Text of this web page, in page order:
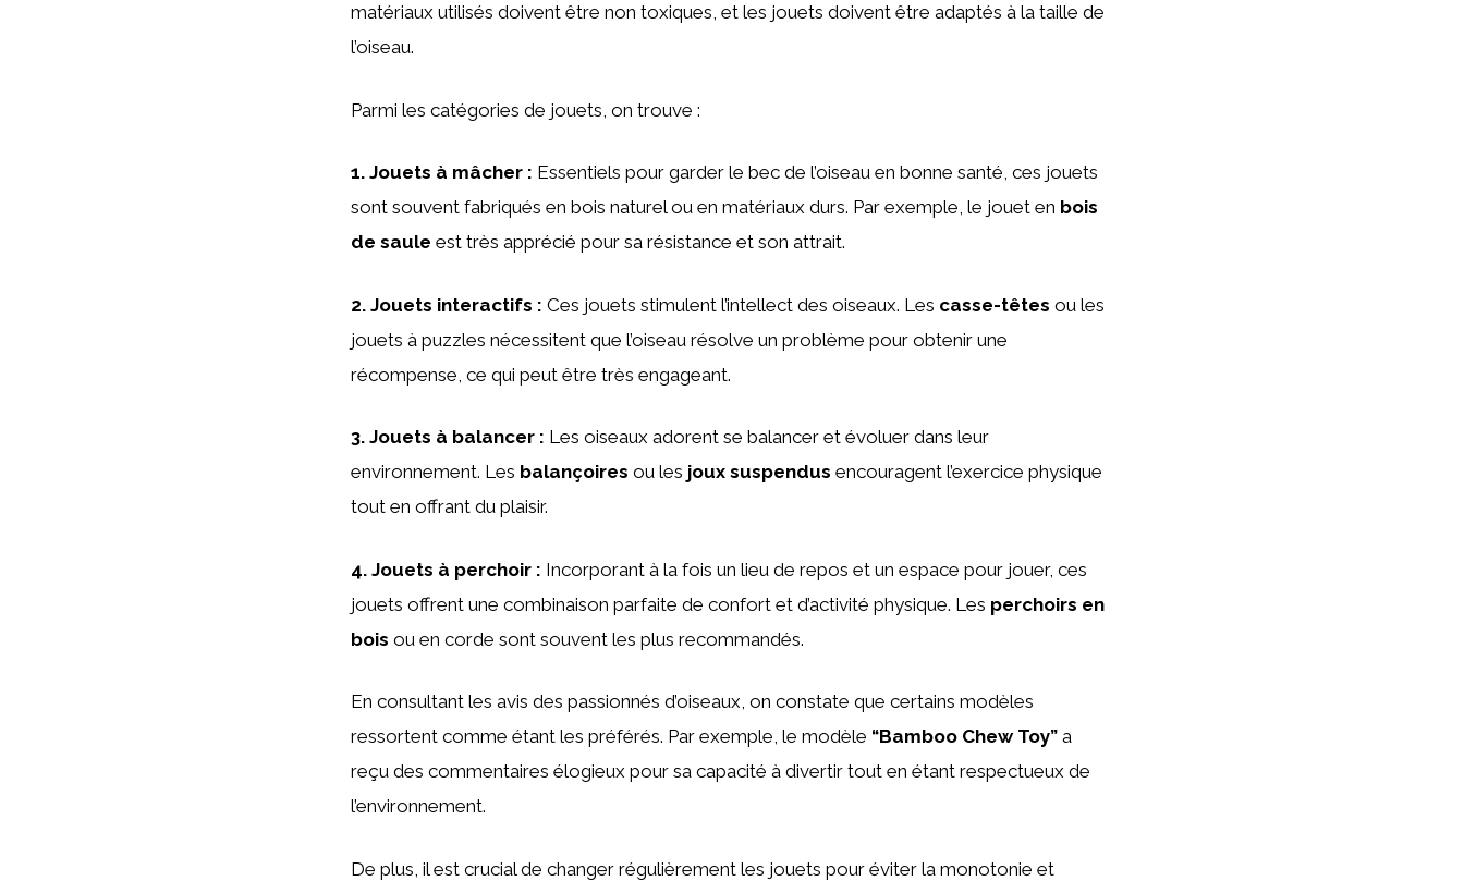
matériaux utilisés doivent être non toxiques, et les jouets doivent être adaptés à la taille de
l’oiseau.
Parmi les catégories de jouets, on trouve :
1. Jouets à mâcher : Essentiels pour garder le bec de l’oiseau en bonne santé, ces jouets
sont souvent fabriqués en bois naturel ou en matériaux durs. Par exemple, le jouet en bois
de saule est très apprécié pour sa résistance et son attrait.
2. Jouets interactifs : Ces jouets stimulent l’intellect des oiseaux. Les casse-têtes ou les
jouets à puzzles nécessitent que l’oiseau résolve un problème pour obtenir une
récompense, ce qui peut être très engageant.
3. Jouets à balancer : Les oiseaux adorent se balancer et évoluer dans leur
environnement. Les balançoires ou les joux suspendus encouragent l’exercice physique
tout en offrant du plaisir.
4. Jouets à perchoir : Incorporant à la fois un lieu de repos et un espace pour jouer, ces
jouets offrent une combinaison parfaite de confort et d’activité physique. Les perchoirs en
bois ou en corde sont souvent les plus recommandés.
En consultant les avis des passionnés d’oiseaux, on constate que certains modèles
ressortent comme étant les préférés. Par exemple, le modèle “Bamboo Chew Toy” a
reçu des commentaires élogieux pour sa capacité à divertir tout en étant respectueux de
l’environnement.
De plus, il est crucial de changer régulièrement les jouets pour éviter la monotonie et